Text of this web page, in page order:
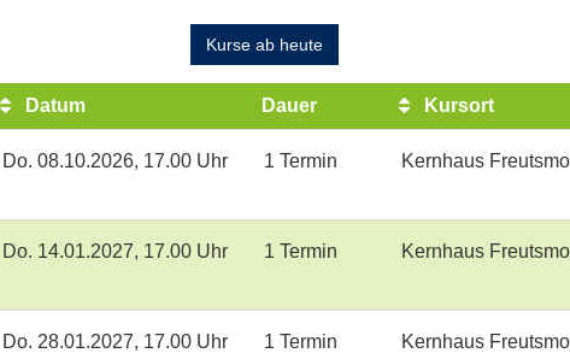
Kurse ab heute
Datum Dauer Kursort
Do. 08.10.2026, 17.00 Uhr 1 Termin Kernhaus
Do. 14.01.2027, 17.00 Uhr 1 Termin Kernhaus
Do. 28.01.2027, 17.00 Uhr 1 Termin Kernhaus